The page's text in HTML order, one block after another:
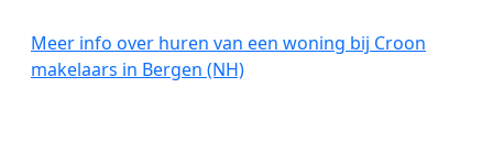
Meer info over huren van een woning bij Croon
makelaars in Bergen (NH)